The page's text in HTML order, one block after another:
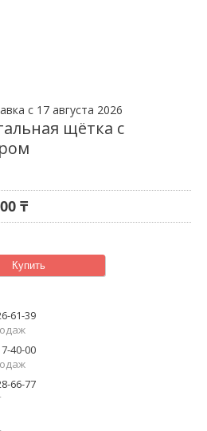
с 17 августа 2026
щётка с
₸
Купить
61-39
40-00
66-77